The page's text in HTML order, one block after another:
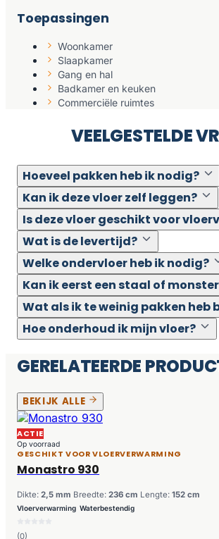
Toepassingen
Woonkamer
Slaapkamer
Gang en hal
Badkamer en keuken
Commerciële ruimtes
VEELGESTELDE
Hoeveel pakken heb ik nodig?
Kan ik deze vloer zelf leggen?
Is deze vloer geschikt voor
Wat is de levertijd?
Welke ondervloer heb ik nodig?
Kan ik eerst een staal of
Wat als ik te weinig pakken heb
Hoe onderhoud ik mijn vloer?
GERELATEERDE
BEKIJK ALLE
ACTIE
Op voorraad
GESCHIKT VOOR VLOERVERWARMING
Monastro 930
Dikte: 2,5 mm Breedte: 236 cm Lengte: 152 cm
Vloerverwarming Waterbestendig
(0)